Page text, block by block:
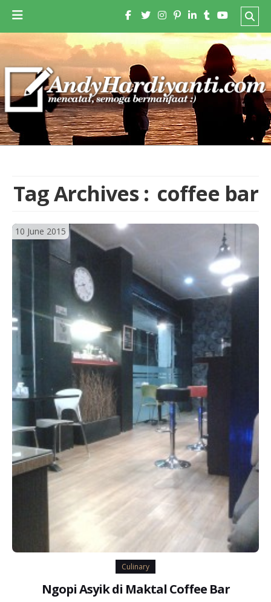
Tag Archives : coffee bar
10 June 2015
Culinary
Ngopi Asyik di Maktal Coffee Bar